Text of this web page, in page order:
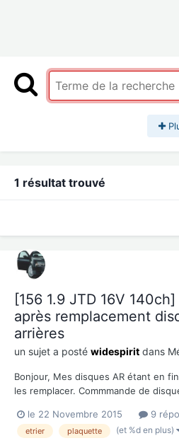
1 résultat trouvé
[156 1.9 JTD 16V
après remplacement
arrières
un sujet a posté widespirit dans
Bonjour, Mes disques AR étant en
les remplacer. Commmande de
Textar). J'ai procédé au
(pour le repo...
le 22 Novembre 2015 9
etrier plaquette (et %d en plus)